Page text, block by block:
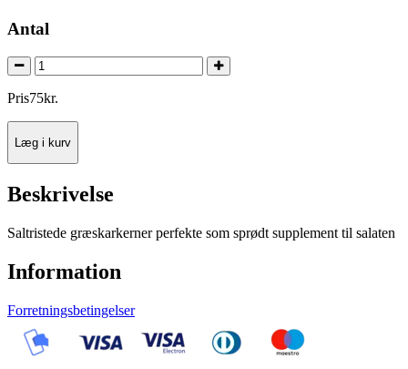
Antal
Pris75kr.
Læg i kurv
Beskrivelse
Saltristede græskarkerner perfekte som sprødt supplement til salaten
Information
Forretningsbetingelser